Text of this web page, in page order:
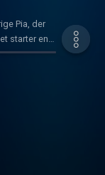
Pia, der
starter en
bliver
Peter